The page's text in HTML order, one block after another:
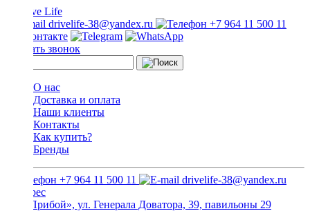
drivelife-38@yandex.ru +7 964 11 500 11
Заказать звонок
О нас
Доставка и оплата
Наши клиенты
Контакты
Как купить?
Бренды
+7 964 11 500 11 drivelife-38@yandex.ru
ТЦ «Прибой», ул. Генерала Доватора, 39, павильоны 29